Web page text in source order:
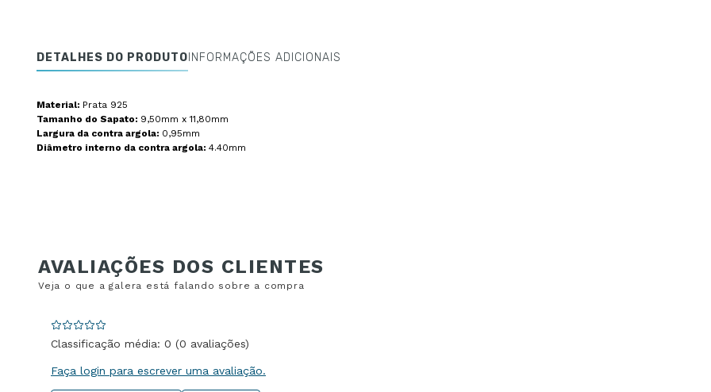
DETALHES DO PRODUTO INFORMAÇÕES ADICIONAIS
Material: Prata 925
Tamanho do Sapato: 9,50mm x 11,80mm
Largura da contra argola: 0,95mm
Diâmetro interno da contra argola: 4.40mm
Classificação média: 0 (0 avaliações)
Faça login para escrever uma avaliação.